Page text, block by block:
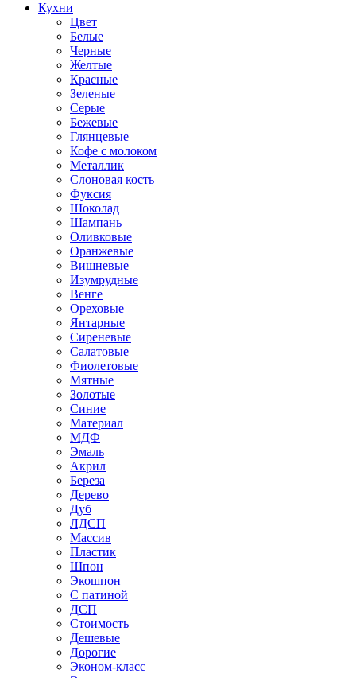
Кухни
Цвет
Белые
Черные
Желтые
Красные
Зеленые
Серые
Бежевые
Глянцевые
Кофе с молоком
Металлик
Слоновая кость
Фуксия
Шоколад
Шампань
Оливковые
Оранжевые
Вишневые
Изумрудные
Венге
Ореховые
Янтарные
Сиреневые
Салатовые
Фиолетовые
Мятные
Золотые
Синие
Материал
МДФ
Эмаль
Акрил
Береза
Дерево
Дуб
ЛДСП
Массив
Пластик
Шпон
Экошпон
С патиной
ДСП
Стоимость
Дешевые
Дорогие
Эконом-класс